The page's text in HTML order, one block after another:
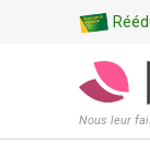
Nous leur